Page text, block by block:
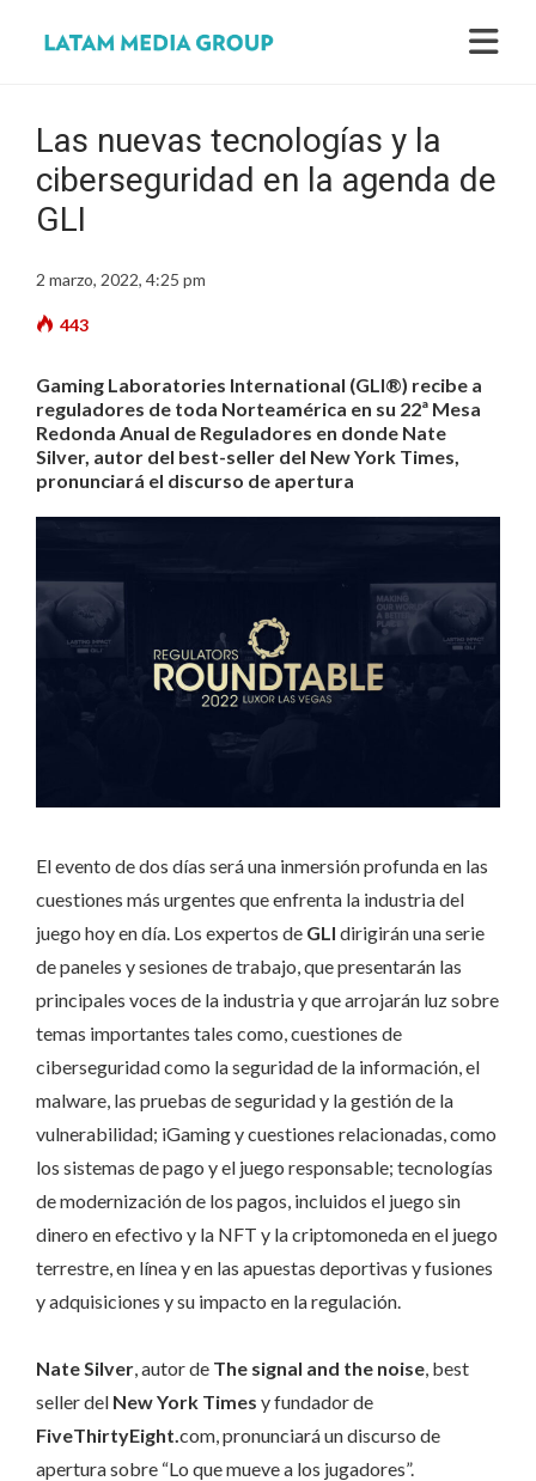
Las nuevas tecnologías y la
ciberseguridad en la agenda de
GLI
2 marzo, 2022, 4:25 pm
443
Gaming Laboratories International (GLI®) recibe a
reguladores de toda Norteamérica en su 22ª Mesa
Redonda Anual de Reguladores en donde Nate
Silver, autor del best-seller del New York Times,
pronunciará el discurso de apertura
El evento de dos días será una inmersión profunda en las
cuestiones más urgentes que enfrenta la industria del
juego hoy en día. Los expertos de GLI dirigirán una serie
de paneles y sesiones de trabajo, que presentarán las
principales voces de la industria y que arrojarán luz sobre
temas importantes tales como, cuestiones de
ciberseguridad como la seguridad de la información, el
malware, las pruebas de seguridad y la gestión de la
vulnerabilidad; iGaming y cuestiones relacionadas, como
los sistemas de pago y el juego responsable; tecnologías
de modernización de los pagos, incluidos el juego sin
dinero en efectivo y la NFT y la criptomoneda en el juego
terrestre, en línea y en las apuestas deportivas y fusiones
y adquisiciones y su impacto en la regulación.
Nate Silver , autor de The signal and the noise , best
seller del New York Times y fundador de
FiveThirtyEight. com, pronunciará un discurso de
apertura sobre “Lo que mueve a los jugadores”.